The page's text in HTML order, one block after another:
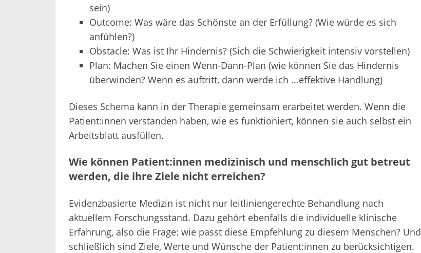
sein)
Outcome: Was wäre das Schönste an der Erfüllung? (Wie würde es sich
anfühlen?)
Obstacle: Was ist Ihr Hindernis? (Sich die Schwierigkeit intensiv vorstellen)
Plan: Machen Sie einen Wenn-Dann-Plan (wie können Sie das Hindernis
überwinden? Wenn es auftritt, dann werde ich ...effektive Handlung)
Dieses Schema kann in der Therapie gemeinsam erarbeitet werden. Wenn die
Patient:innen verstanden haben, wie es funktioniert, können sie auch selbst ein
Arbeitsblatt ausfüllen.
Wie können Patient:innen medizinisch und menschlich gut betreut
werden, die ihre Ziele nicht erreichen?
Evidenzbasierte Medizin ist nicht nur leitliniengerechte Behandlung nach
aktuellem Forschungsstand. Dazu gehört ebenfalls die individuelle klinische
Erfahrung, also die Frage: wie passt diese Empfehlung zu diesem Menschen? Und
schließlich sind Ziele, Werte und Wünsche der Patient:innen zu berücksichtigen.